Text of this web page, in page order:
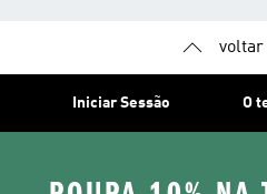
voltar
Iniciar Sessão O